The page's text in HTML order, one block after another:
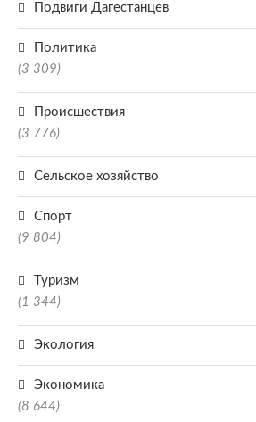
Подвиги Дагестанцев
Политика
(3 309)
Происшествия
(3 776)
Сельское хозяйство
Спорт
(9 804)
Туризм
(1 344)
Экология
Экономика
(8 644)